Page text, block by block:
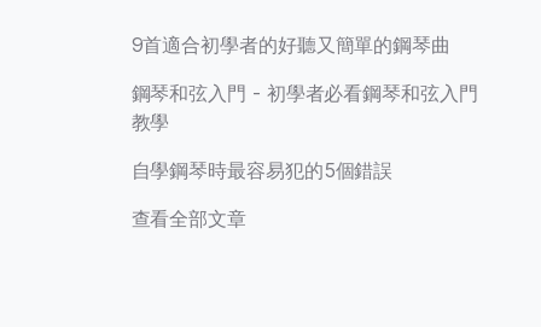
9首適合初學者的好聽又簡單的鋼琴曲
鋼琴和弦入門 - 初學者必看鋼琴和弦入門
教學
自學鋼琴時最容易犯的5個錯誤
查看全部文章